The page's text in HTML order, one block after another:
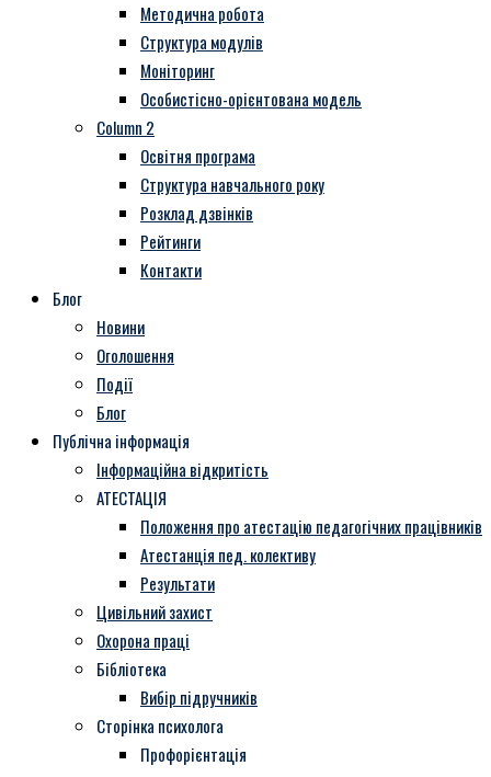
Методична робота
Структура модулів
Моніторинг
Особистісно-орієнтована модель
Column 2
Освітня програма
Структура навчального року
Розклад дзвінків
Рейтинги
Контакти
Блог
Новини
Оголошення
Події
Блог
Публічна інформація
Інформаційна відкритість
АТЕСТАЦІЯ
Положення про атестацію педагогічних працівників
Атестанція пед. колективу
Результати
Цивільний захист
Охорона праці
Бібліотека
Вибір підручників
Сторінка психолога
Профорієнтація